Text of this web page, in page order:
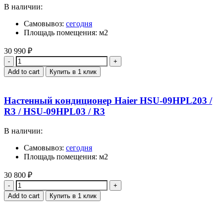
В наличии:
Самовывоз: сегодня
Площадь помещения: м2
30 990 ₽
Quantity
Add to cart Купить в 1 клик
Настенный кондиционер Haier HSU-09HPL203 /
R3 / HSU-09HPL03 / R3
В наличии:
Самовывоз: сегодня
Площадь помещения: м2
30 800 ₽
Quantity
Add to cart Купить в 1 клик